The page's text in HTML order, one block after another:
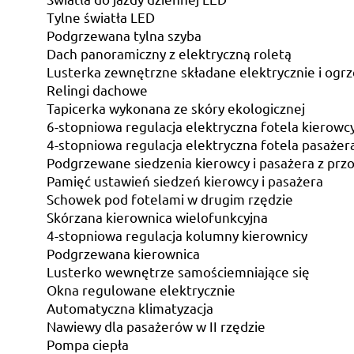
Tylne światła LED
Podgrzewana tylna szyba
Dach panoramiczny z elektryczną roletą
Lusterka zewnętrzne składane elektrycznie i
Relingi dachowe
Tapicerka wykonana ze skóry ekologicznej
6-stopniowa regulacja elektryczna fotela
4-stopniowa regulacja elektryczna fotela
Podgrzewane siedzenia kierowcy i pasażera z
Pamięć ustawień siedzeń kierowcy i pasażera
Schowek pod fotelami w drugim rzędzie
Skórzana kierownica wielofunkcyjna
4-stopniowa regulacja kolumny kierownicy
Podgrzewana kierownica
Lusterko wewnętrze samościemniające się
Okna regulowane elektrycznie
Automatyczna klimatyzacja
Nawiewy dla pasażerów w II rzędzie
Pompa ciepła